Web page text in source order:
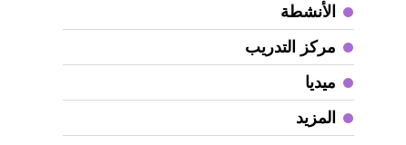
الأنشطة
مركز التدريب
ميديا
المزيد